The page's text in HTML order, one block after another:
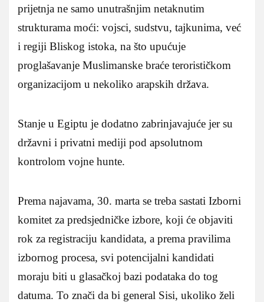
prijetnja ne samo unutrašnjim netaknutim
strukturama moći: vojsci, sudstvu, tajkunima, već
i regiji Bliskog istoka, na što upućuje
proglašavanje Muslimanske braće terorističkom
organizacijom u nekoliko arapskih država.
Stanje u Egiptu je dodatno zabrinjavajuće jer su
državni i privatni mediji pod apsolutnom
kontrolom vojne hunte.
Prema najavama, 30. marta se treba sastati Izborni
komitet za predsjedničke izbore, koji će objaviti
rok za registraciju kandidata, a prema pravilima
izbornog procesa, svi potencijalni kandidati
moraju biti u glasačkoj bazi podataka do tog
datuma. To znači da bi general Sisi, ukoliko želi